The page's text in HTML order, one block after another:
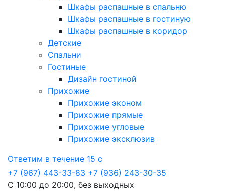
Шкафы распашные в спальню
Шкафы распашные в гостиную
Шкафы распашные в коридор
Детские
Спальни
Гостиные
Дизайн гостиной
Прихожие
Прихожие эконом
Прихожие прямые
Прихожие угловые
Прихожие эксклюзив
Ответим в течение 15 с
+7 (967) 443-33-83 +7 (936) 243-30-35
С 10:00 до 20:00, без выходных